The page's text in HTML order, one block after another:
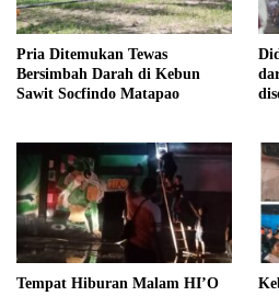
Pria Ditemukan Tewas
Bersimbah Darah di Kebun
Sawit Socfindo Matapao
Tempat Hiburan Malam HI’O